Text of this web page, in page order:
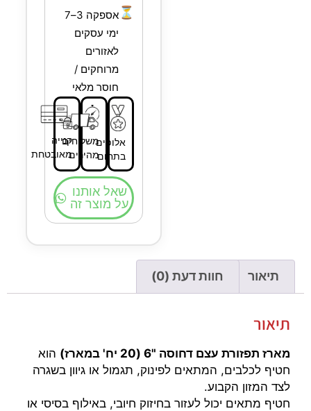
⏳
אספקה 3–7
ימי עסקים
לאזורים
מרוחקים /
חוסר מלאי
אלופים
בתחום
משלוחים
מהירים
קנייה
מאובטחת
שאל אותנו
על מוצר זה
תיאור חוות דעת (0)
תיאור
מארז תפזורת עצם דחוסה "6 (20 יח' במארז)
הוא
חטיף לכלבים, המתאים לפינוק, תגמול או גיוון בשגרה
לצד המזון הקבוע.
חטיף מתאים יכול לעזור בחיזוק חיובי, באילוף בסיסי או